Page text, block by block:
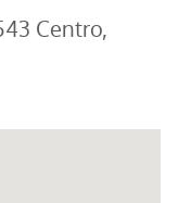
Centro,